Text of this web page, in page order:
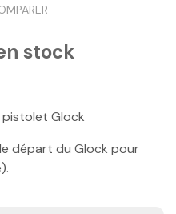
stock
Glock
départ du Glock pour